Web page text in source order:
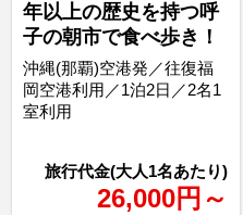
年以上の歴史を持つ呼
子の朝市で食べ歩き！
26,000円 ～
沖縄(那覇)空港発／往復福
岡空港利用／1泊2日／2名1
室利用